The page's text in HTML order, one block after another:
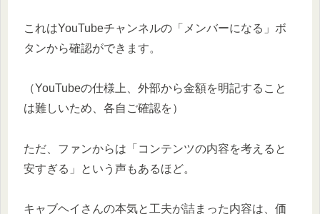
これはYouTubeチャンネルの「メンバーになる」ボ
タンから確認ができます。
（YouTubeの仕様上、外部から金額を明記すること
は難しいため、各自ご確認を）
ただ、ファンからは「コンテンツの内容を考えると
安すぎる」という声もあるほど。
キャブヘイさんの本気と工夫が詰まった内容は、価